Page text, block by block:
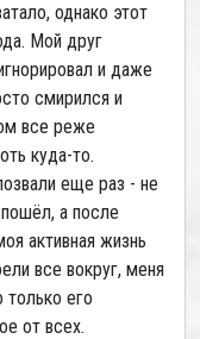
однако этот
Мой друг
и даже
смирился и
все реже
куда-то.
еще раз - не
а после
активная жизнь
все вокруг, меня
его
от всех.